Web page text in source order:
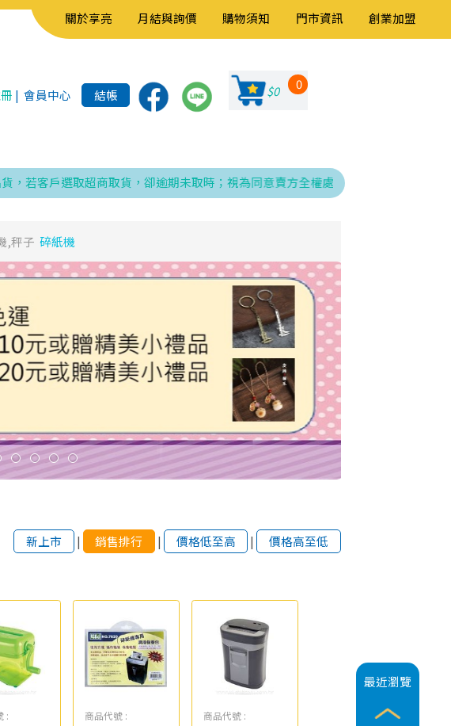
關於享亮 月結與詢價 購物須知 門市資訊 創業加盟
| 會員中心 結帳 $0 0
戶選取超商取貨，卻逾期未取時；視為同意賣方全權處理發票、折讓與銷貨退回之相
最近瀏覽
,秤子 碎紙機
新上市 | 銷售排行 | 價格低至高 | 價格高至低
:
商品代號 :
商品代號 :